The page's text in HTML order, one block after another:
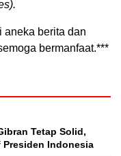
aneka berita dan
bermanfaat.***
Tetap Solid,
Presiden Indonesia